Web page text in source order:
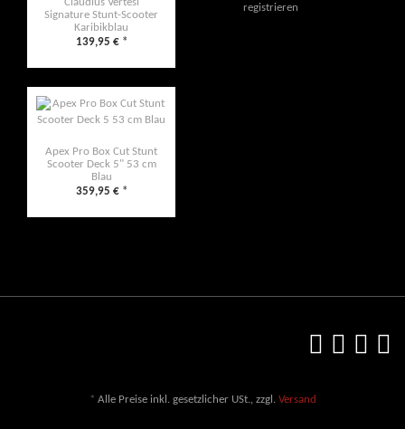
Signature Stunt-Scooter
Karibikblau
139,95 € *
Apex Pro Box Cut Stunt
Scooter Deck 5" 53 cm
Blau
359,95 € *
registrieren
* Alle Preise inkl. gesetzlicher USt., zzgl. Versand